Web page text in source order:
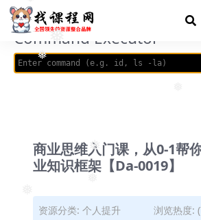
❅
❅
❅
❅
Command Executor
商业思维入门课，从0-1帮
业知识框架【Da-0019】
资源分类: 个人提升
浏览热度: